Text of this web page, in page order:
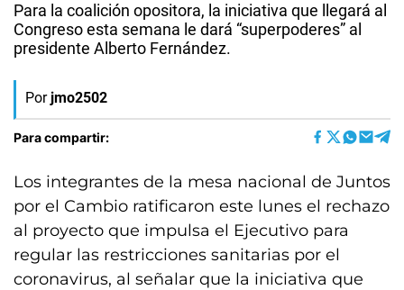
Para la coalición opositora, la iniciativa que llegará al
Congreso esta semana le dará “superpoderes” al
presidente Alberto Fernández.
Por jmo2502
Para compartir:
Los integrantes de la mesa nacional de Juntos
por el Cambio ratificaron este lunes el rechazo
al proyecto que impulsa el Ejecutivo para
regular las restricciones sanitarias por el
coronavirus, al señalar que la iniciativa que